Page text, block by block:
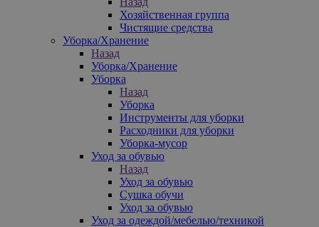
Хозяйственная группа
Чистящие средства
Уборка/Хранение
Назад
Уборка/Хранение
Уборка
Назад
Уборка
Инструменты для уборки
Расходники для уборки
Уборка-мусор
Уход за обувью
Назад
Уход за обувью
Сушка обучи
Уход за обувью
Уход за одеждой/мебелью/техникой